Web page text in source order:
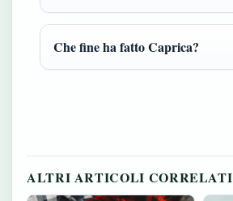
Che fine ha fatto Caprica?
ALTRI ARTICOLI CORRELATI